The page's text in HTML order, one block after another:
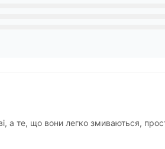
те, що вони легко змиваються,